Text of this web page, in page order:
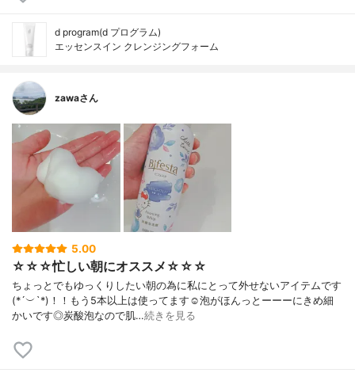
d program(d プログラム)
エッセンスイン クレンジングフォーム
zawaさん
5.00
☆☆☆忙しい朝にオススメ☆☆☆
ちょっとでもゆっくりしたい朝の為に私にとって外せないアイテムです
(*´︶`*)！！もう5本以上は使ってます☺️泡がほんっとーーーにきめ細
かいです◎炭酸泡なので肌…続きを見る